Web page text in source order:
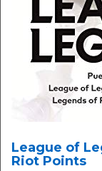
League of
Riot Points